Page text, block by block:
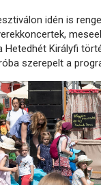
idén is
Hetedhét Királyfi
szerepelt a